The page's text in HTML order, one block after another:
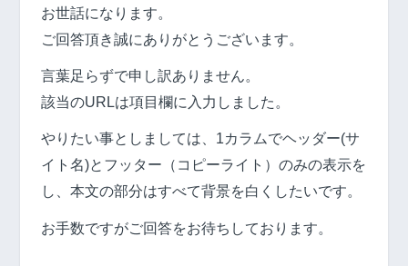
お世話になります。
ご回答頂き誠にありがとうございます。
言葉足らずで申し訳ありません。
該当のURLは項目欄に入力しました。
やりたい事としましては、1カラムでヘッダー(サ
イト名)とフッター（コピーライト）のみの表示を
し、本文の部分はすべて背景を白くしたいです。
お手数ですがご回答をお待ちしております。